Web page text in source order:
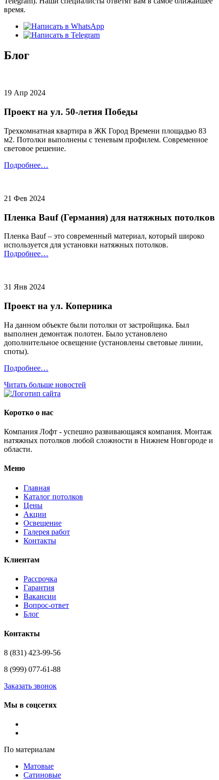
время.
Блог
19 Апр 2024
Проект на ул. 50-летия Победы
Трехкомнатная квартира в ЖК Город Времени площадью 83
м2. Потолки выполнены с теневым профилем. Современное
световое решение.
Подробнее…
21 Фев 2024
Пленка Bauf (Германия) для натяжных потолков
Пленка Bauf – это современный материал, который широко
используется для установки натяжных потолков.
Подробнее…
31 Янв 2024
Проект на ул. Коперника
На данном объекте были потолки от застройщика. Был
выполнен демонтаж полотен. Было установлено
дополнительное освещение (установлены световые линии,
споты).
Подробнее…
Читать больше новостей
Коротко о нас
Компания Лофт - успешно развивающаяся компания. Монтаж
натяжных потолков любой сложности в Нижнем Новгороде и
области.
Меню
Главная
Каталог потолков
Цены
Акции
Освещение
Галерея работ
Контакты
Клиентам
Рассрочка
Гарантия
Вакансии
Вопрос-ответ
Блог
Контакты
8 (831) 423-99-56
8 (999) 077-61-88
Заказать звонок
Мы в соцсетях
По материалам
Матовые
Сатиновые